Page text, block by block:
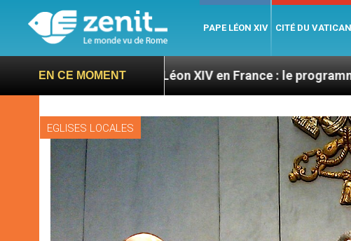
PAPE LÉON XIV CITÉ DU VATICAN
EN CE MOMENT
Léon XIV en France : le programme détaillé de
EGLISES LOCALES